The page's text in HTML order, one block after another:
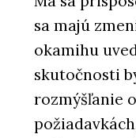
sa majú
okamihu
skutočnosti
rozmýšľanie